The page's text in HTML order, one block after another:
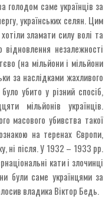
голодом саме українців за
українських селян. Цим
зламати силу волі та
незалежності
(на мільйони і мільйони
за наслідками жахливого
убито у різний спосіб,
мільйонів українців.
масового убивства такої
на теренах Європи,
ні після. У 1932 – 1933 рр.
кати і злочинці
були саме українцями за
владика Віктор Бедь.